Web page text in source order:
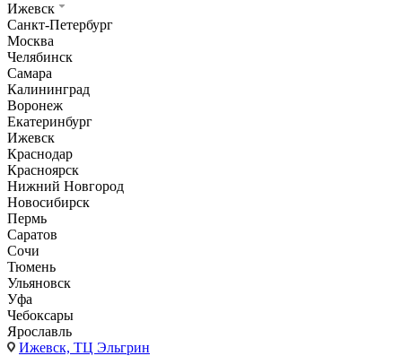
Ижевск
Санкт-Петербург
Москва
Челябинск
Самара
Калининград
Воронеж
Екатеринбург
Ижевск
Краснодар
Красноярск
Нижний Новгород
Новосибирск
Пермь
Саратов
Сочи
Тюмень
Ульяновск
Уфа
Чебоксары
Ярославль
Ижевск, ТЦ Эльгрин